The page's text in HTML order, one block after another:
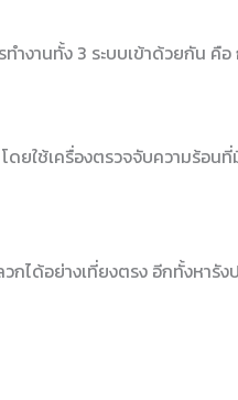
งานทั้ง 3 ระบบเข้าด้วยกัน คื
ยใช้เครื่องตรวจจับความร้อ
ได้อย่างเที่ยงตรง อีกทั้งหารั